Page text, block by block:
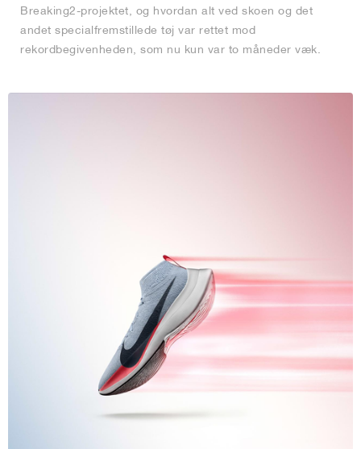
Breaking2-projektet, og hvordan alt ved skoen og det
andet specialfremstillede tøj var rettet mod
rekordbegivenheden, som nu kun var to måneder væk.